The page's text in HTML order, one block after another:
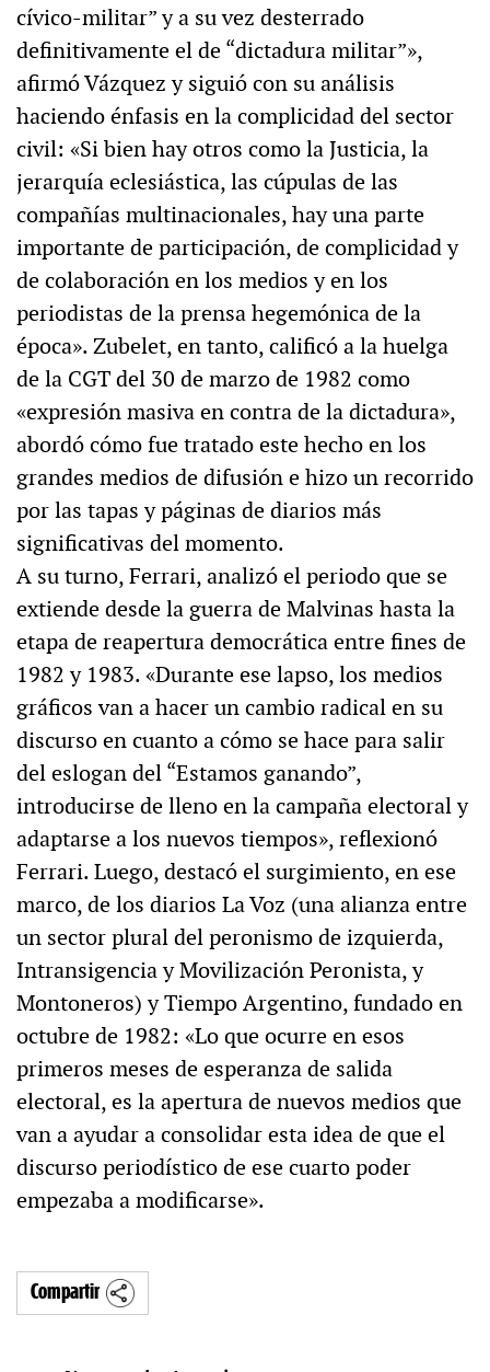
cívico-militar” y a su vez desterrado
definitivamente el de “dictadura militar”»,
afirmó Vázquez y siguió con su análisis
haciendo énfasis en la complicidad del sector
civil: «Si bien hay otros como la Justicia, la
jerarquía eclesiástica, las cúpulas de las
compañías multinacionales, hay una parte
importante de participación, de complicidad y
de colaboración en los medios y en los
periodistas de la prensa hegemónica de la
época». Zubelet, en tanto, calificó a la huelga
de la CGT del 30 de marzo de 1982 como
«expresión masiva en contra de la dictadura»,
abordó cómo fue tratado este hecho en los
grandes medios de difusión e hizo un recorrido
por las tapas y páginas de diarios más
significativas del momento.
A su turno, Ferrari, analizó el periodo que se
extiende desde la guerra de Malvinas hasta la
etapa de reapertura democrática entre fines de
1982 y 1983. «Durante ese lapso, los medios
gráficos van a hacer un cambio radical en su
discurso en cuanto a cómo se hace para salir
del eslogan del “Estamos ganando”,
introducirse de lleno en la campaña electoral y
adaptarse a los nuevos tiempos», reflexionó
Ferrari. Luego, destacó el surgimiento, en ese
marco, de los diarios La Voz (una alianza entre
un sector plural del peronismo de izquierda,
Intransigencia y Movilización Peronista, y
Montoneros) y Tiempo Argentino, fundado en
octubre de 1982: «Lo que ocurre en esos
primeros meses de esperanza de salida
electoral, es la apertura de nuevos medios que
van a ayudar a consolidar esta idea de que el
discurso periodístico de ese cuarto poder
empezaba a modificarse».
Compartir